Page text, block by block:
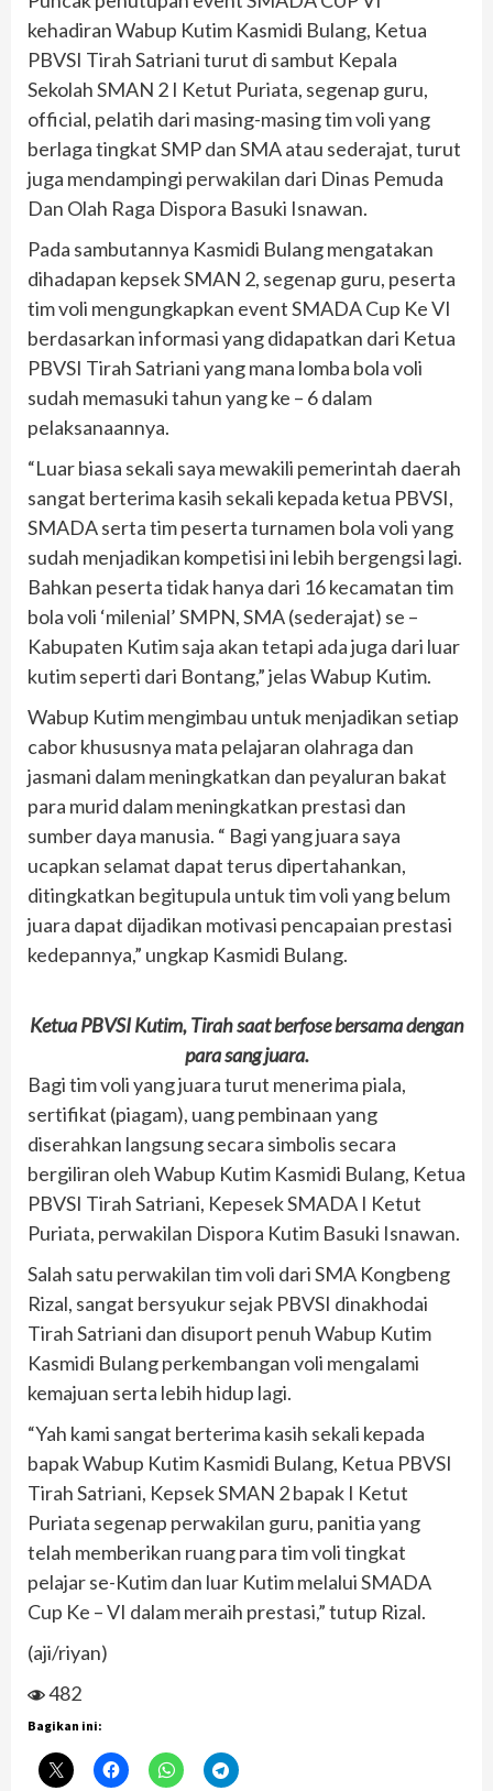
kehadiran Wabup Kutim Kasmidi Bulang, Ketua
PBVSI Tirah Satriani turut di sambut Kepala
Sekolah SMAN 2 I Ketut Puriata, segenap guru,
official, pelatih dari masing-masing tim voli yang
berlaga tingkat SMP dan SMA atau sederajat, turut
juga mendampingi perwakilan dari Dinas Pemuda
Dan Olah Raga Dispora Basuki Isnawan.
Pada sambutannya Kasmidi Bulang mengatakan
dihadapan kepsek SMAN 2, segenap guru, peserta
tim voli mengungkapkan event SMADA Cup Ke VI
berdasarkan informasi yang didapatkan dari Ketua
PBVSI Tirah Satriani yang mana lomba bola voli
sudah memasuki tahun yang ke – 6 dalam
pelaksanaannya.
“Luar biasa sekali saya mewakili pemerintah daerah
sangat berterima kasih sekali kepada ketua PBVSI,
SMADA serta tim peserta turnamen bola voli yang
sudah menjadikan kompetisi ini lebih bergengsi lagi.
Bahkan peserta tidak hanya dari 16 kecamatan tim
bola voli ‘milenial’ SMPN, SMA (sederajat) se –
Kabupaten Kutim saja akan tetapi ada juga dari luar
kutim seperti dari Bontang,” jelas Wabup Kutim.
Wabup Kutim mengimbau untuk menjadikan setiap
cabor khususnya mata pelajaran olahraga dan
jasmani dalam meningkatkan dan peyaluran bakat
para murid dalam meningkatkan prestasi dan
sumber daya manusia. “ Bagi yang juara saya
ucapkan selamat dapat terus dipertahankan,
ditingkatkan begitupula untuk tim voli yang belum
juara dapat dijadikan motivasi pencapaian prestasi
kedepannya,” ungkap Kasmidi Bulang.
Ketua PBVSI Kutim, Tirah saat berfose bersama dengan
para sang juara.
Bagi tim voli yang juara turut menerima piala,
sertifikat (piagam), uang pembinaan yang
diserahkan langsung secara simbolis secara
bergiliran oleh Wabup Kutim Kasmidi Bulang, Ketua
PBVSI Tirah Satriani, Kepesek SMADA I Ketut
Puriata, perwakilan Dispora Kutim Basuki Isnawan.
Salah satu perwakilan tim voli dari SMA Kongbeng
Rizal, sangat bersyukur sejak PBVSI dinakhodai
Tirah Satriani dan disuport penuh Wabup Kutim
Kasmidi Bulang perkembangan voli mengalami
kemajuan serta lebih hidup lagi.
“Yah kami sangat berterima kasih sekali kepada
bapak Wabup Kutim Kasmidi Bulang, Ketua PBVSI
Tirah Satriani, Kepsek SMAN 2 bapak I Ketut
Puriata segenap perwakilan guru, panitia yang
telah memberikan ruang para tim voli tingkat
pelajar se-Kutim dan luar Kutim melalui SMADA
Cup Ke – VI dalam meraih prestasi,” tutup Rizal.
(aji/riyan)
482
Bagikan ini: